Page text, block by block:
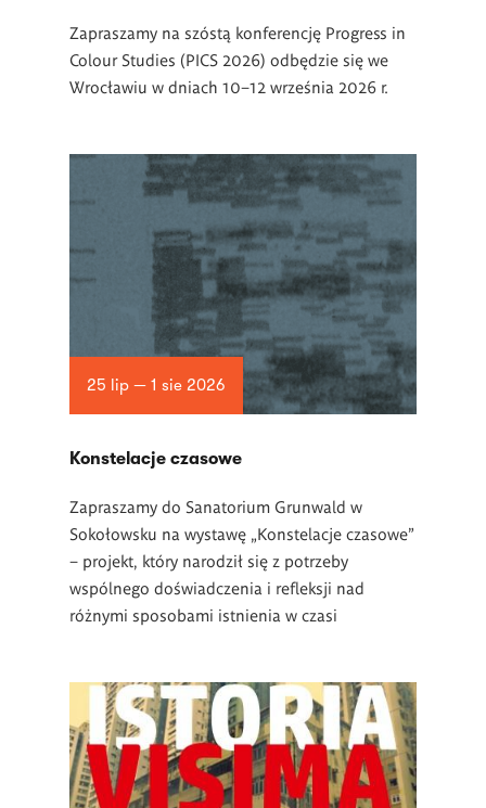
Zapraszamy na szóstą konferencję Progress in
Colour Studies (PICS 2026) odbędzie się we
Wrocławiu w dniach 10–12 września 2026 r.
25 lip — 1 sie 2026
Konstelacje czasowe
Zapraszamy do Sanatorium Grunwald w
Sokołowsku na wystawę „Konstelacje czasowe”
– projekt, który narodził się z potrzeby
wspólnego doświadczenia i refleksji nad
różnymi sposobami istnienia w czasi